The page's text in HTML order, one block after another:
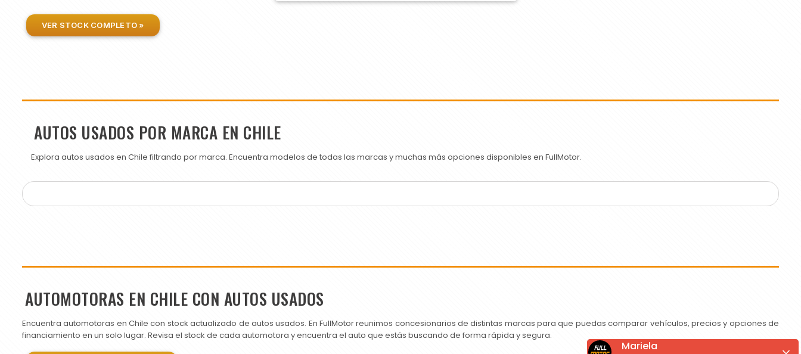
VER STOCK COMPLETO »
AUTOS USADOS POR MARCA EN CHILE
Explora autos usados en Chile filtrando por marca. Encuentra modelos de todas las marcas y muchas más opciones disponibles en FullMotor.
AUTOMOTORAS EN CHILE CON AUTOS USADOS
Encuentra automotoras en Chile con stock actualizado de autos usados. En FullMotor reunimos concesionarios de distintas marcas para que puedas comparar vehículos, precios y opciones de
financiamiento en un solo lugar. Revisa el stock de cada automotora y encuentra el auto que estás buscando de forma rápida y segura.
Mariela